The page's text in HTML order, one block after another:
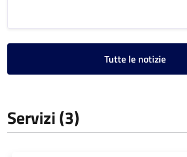
Tutte le notizie
Servizi (3)